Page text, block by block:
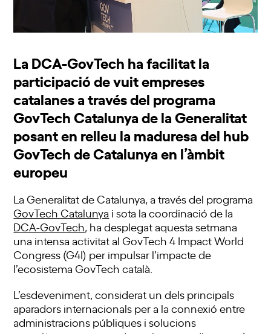
La DCA-GovTech ha facilitat la
participació de vuit empreses
catalanes a través del programa
GovTech Catalunya de la Generalitat
posant en relleu la maduresa del hub
GovTech de Catalunya en l’àmbit
europeu
La Generalitat de Catalunya, a través del programa
GovTech Catalunya i sota la coordinació de la
DCA-GovTech, ha desplegat aquesta setmana
una intensa activitat al GovTech 4 Impact World
Congress (G4I) per impulsar l’impacte de
l’ecosistema GovTech català.
L’esdeveniment, considerat un dels principals
aparadors internacionals per a la connexió entre
administracions públiques i solucions